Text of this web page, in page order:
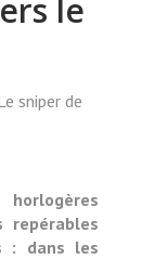
le
sniper de
repérables
: dans les